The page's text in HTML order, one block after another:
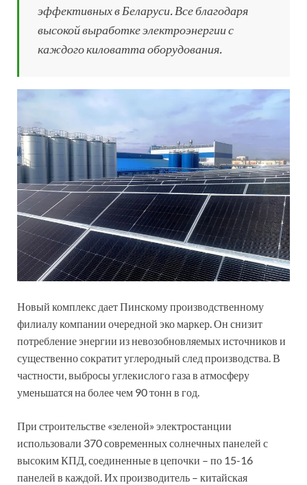
эффективных в Беларуси. Все благодаря
высокой выработке электроэнергии с
каждого киловатта оборудования.
Новый комплекс дает Пинскому производственному
филиалу компании очередной эко маркер. Он снизит
потребление энергии из невозобновляемых источников и
существенно сократит углеродный след производства. В
частности, выбросы углекислого газа в атмосферу
уменьшатся на более чем 90 тонн в год.
При строительстве «зеленой» электростанции
использовали 370 современных солнечных панелей с
высоким КПД, соединенные в цепочки – по 15-16
панелей в каждой. Их производитель – китайская